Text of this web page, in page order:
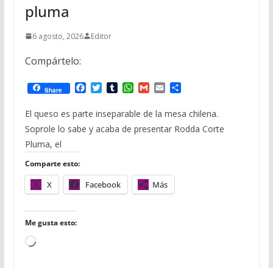
pluma
6 agosto, 2026 Editor
Compártelo:
Share
F
c
e
b
T
i
t
t
T
m
b
l
W
a
t
s
G
a
i
l
E
a
i
l
C
m
p
a
El queso es parte inseparable de la mesa chilena.
Soprole lo sabe y acaba de presentar Rodda Corte
Pluma, el
Comparte esto:
X Facebook Más
Me gusta esto:
Cargando...